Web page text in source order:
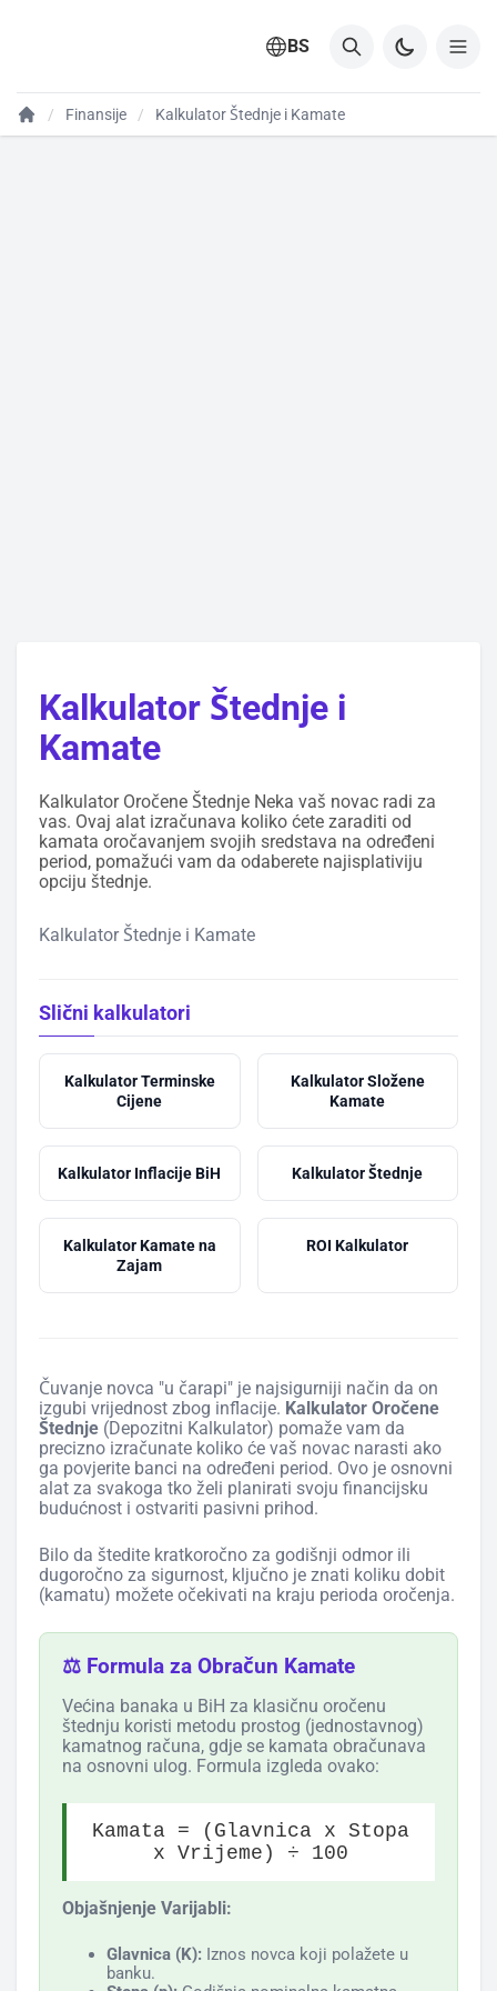
BS
Finansije Kalkulator Štednje i Kamate
Kalkulator Štednje i
Kamate
Kalkulator Oročene Štednje Neka vaš novac radi za
vas. Ovaj alat izračunava koliko ćete zaraditi od
kamata oročavanjem svojih sredstava na određeni
period, pomažući vam da odaberete najisplativiju
opciju štednje.
Kalkulator Štednje i Kamate
Slični kalkulatori
Kalkulator Terminske
Cijene
Kalkulator Složene
Kamate
Kalkulator Inflacije BiH Kalkulator Štednje
Kalkulator Kamate na
Zajam
ROI Kalkulator
Čuvanje novca "u čarapi" je najsigurniji način da on
izgubi vrijednost zbog inflacije. Kalkulator Oročene
Štednje (Depozitni Kalkulator) pomaže vam da
precizno izračunate koliko će vaš novac narasti ako
ga povjerite banci na određeni period. Ovo je osnovni
alat za svakoga tko želi planirati svoju financijsku
budućnost i ostvariti pasivni prihod.
Bilo da štedite kratkoročno za godišnji odmor ili
dugoročno za sigurnost, ključno je znati koliku dobit
(kamatu) možete očekivati na kraju perioda oročenja.
⚖️ Formula za Obračun Kamate
Većina banaka u BiH za klasičnu oročenu
štednju koristi metodu prostog (jednostavnog)
kamatnog računa, gdje se kamata obračunava
na osnovni ulog. Formula izgleda ovako:
Kamata = (Glavnica x Stopa
x Vrijeme) ÷ 100
Objašnjenje Varijabli:
Glavnica (K): Iznos novca koji polažete u
banku.